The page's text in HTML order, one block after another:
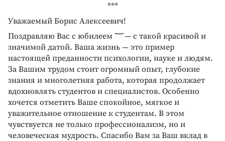
***
Уважаемый Борис Алексеевич!
Поздравляю Вас с юбилеем ؅— с такой красивой и
значимой датой. Ваша жизнь — это пример
настоящей преданности психологии, науке и людям.
За Вашим трудом стоит огромный опыт, глубокие
знания и многолетняя работа, которая продолжает
вдохновлять студентов и специалистов. Особенно
хочется отметить Ваше спокойное, мягкое и
уважительное отношение к студентам. В этом
чувствуется не только профессионализм, но и
человеческая мудрость. Спасибо Вам за Ваш вклад в